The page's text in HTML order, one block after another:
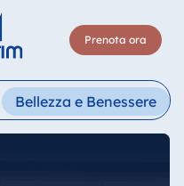
Prenota ora
Français Italiano
Bellezza e Benessere